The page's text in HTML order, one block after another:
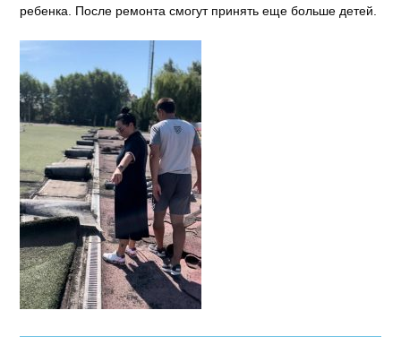
ребенка. После ремонта смогут принять еще больше детей.